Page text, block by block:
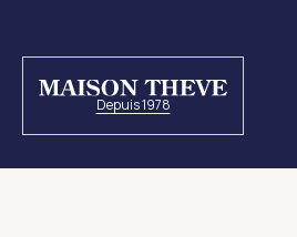
Depuis 1978